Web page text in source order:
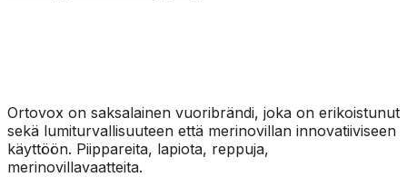
Ortovox on saksalainen vuoribrändi, joka on erikoistunut
sekä lumiturvallisuuteen että merinovillan innovatiiviseen
käyttöön. Piippareita, lapiota, reppuja,
merinovillavaatteita.